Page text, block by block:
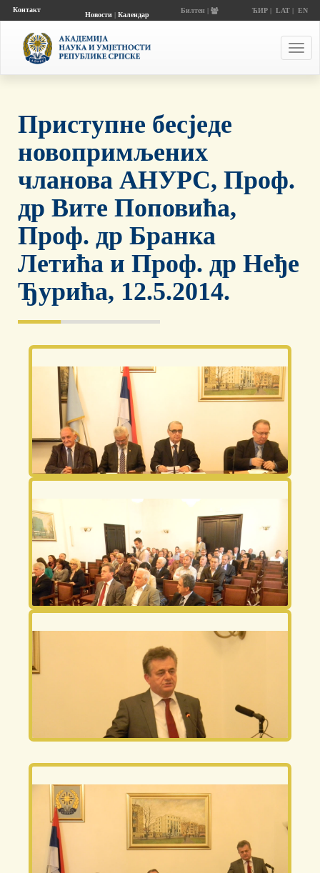
Контакт
Новости| Календар
Билтен | ЋИР| LAT| EN
Приступне бесједе
новопримљених
чланова АНУРС, Проф.
др Вите Поповића,
Проф. др Бранка
Летића и Проф. др Неђе
Ђурића, 12.5.2014.